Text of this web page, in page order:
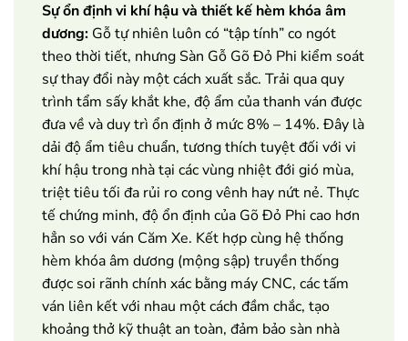
Sự ổn định vi khí hậu và thiết kế hèm khóa âm
dương: Gỗ tự nhiên luôn có “tập tính” co ngót
theo thời tiết, nhưng Sàn Gỗ Gõ Đỏ Phi kiểm soát
sự thay đổi này một cách xuất sắc. Trải qua quy
trình tẩm sấy khắt khe, độ ẩm của thanh ván được
đưa về và duy trì ổn định ở mức 8% – 14%. Đây là
dải độ ẩm tiêu chuẩn, tương thích tuyệt đối với vi
khí hậu trong nhà tại các vùng nhiệt đới gió mùa,
triệt tiêu tối đa rủi ro cong vênh hay nứt nẻ. Thực
tế chứng minh, độ ổn định của Gõ Đỏ Phi cao hơn
hẳn so với ván Căm Xe. Kết hợp cùng hệ thống
hèm khóa âm dương (mộng sập) truyền thống
được soi rãnh chính xác bằng máy CNC, các tấm
ván liên kết với nhau một cách đầm chắc, tạo
khoảng thở kỹ thuật an toàn, đảm bảo sàn nhà